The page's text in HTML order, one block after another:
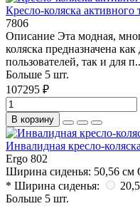
Кресло-коляска
7806
Описание Эта модная,
коляска предназначена
пользователей, так и для п..
Больше 5 шт.
107295 ₽
В корзину
Инвалидная кресло-
Ergo 802
Ширина cиденья: 50,56 см
* Ширина сиденья:
20,5
Больше 5 шт.